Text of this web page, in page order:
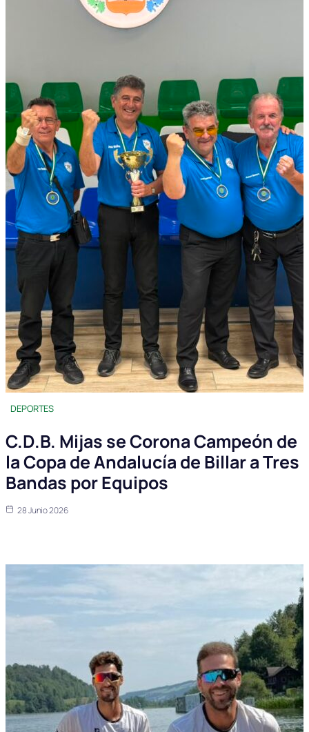
DEPORTES
C.D.B. Mijas se Corona Campeón de
la Copa de Andalucía de Billar a Tres
Bandas por Equipos
28 Junio 2026